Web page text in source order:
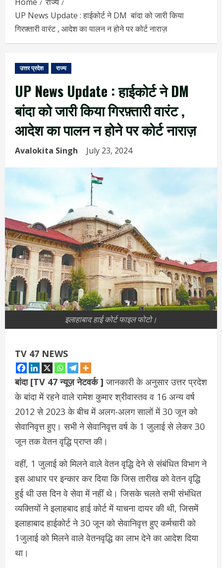
UP News Update : हाईकोर्ट ने DM बांदा को जारी किया
गिरफ़्तारी वारंट , आदेश का पालन न होने पर कोर्ट नाराज़
उत्तर प्रदेश राज्य
UP News Update : हाईकोर्ट ने DM
बांदा को जारी किया गिरफ़्तारी वारंट ,
आदेश का पालन न होने पर कोर्ट नाराज़
Avalokita Singh July 23, 2024
इलाहाबाद हाई कोर्ट फाइल फोटो।
TV 47 NEWS
बांदा [TV 47 न्यूज़ नेटवर्क ]जानकारी के अनुसार उत्तर प्रदेश
के बांदा में रहने वाले रामेश कुमार श्रीवास्तव व 16 अन्य वर्ष
2012 से 2023 के बीच में अलग-अलग सालों में 30 जून को
सेवानिवृत्त हुए। सभी ने सेवानिवृत्त वर्ष के 1 जुलाई से लेकर 30
जून तक वेतन वृद्धि प्राप्त की।
वहीं, 1 जुलाई को मिलने वाले वेतन वृद्धि देने से संबंधित विभाग ने
इस आधार पर इन्कार कर दिया कि जिस तारीख को वेतन वृद्धि
हुई थी उस दिन वे सेवा में नहीं थे। जिसके चलते सभी संभंधित
व्यक्तियों ने इलाहबाद हाई कोर्ट में याचना दायर की थी, जिसमें
इलाहाबाद हाईकोर्ट ने 30 जून को सेवानिवृत्त हुए कर्मचारी को
1जुलाई को मिलने वाले वेतनवृद्धि का लाभ देने का आदेश दिया
था।